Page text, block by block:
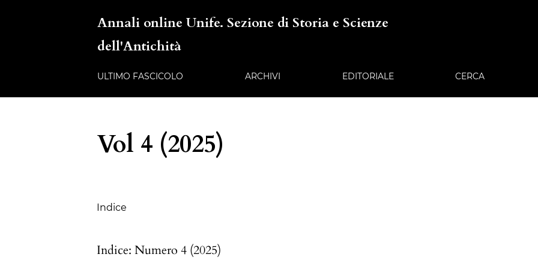
Annali online Unife. Sezione di Storia e Scienze
dell'Antichità
ULTIMO FASCICOLO ARCHIVI EDITORIALE CERCA
Vol 4 (2025)
Indice
Indice: Numero 4 (2025)